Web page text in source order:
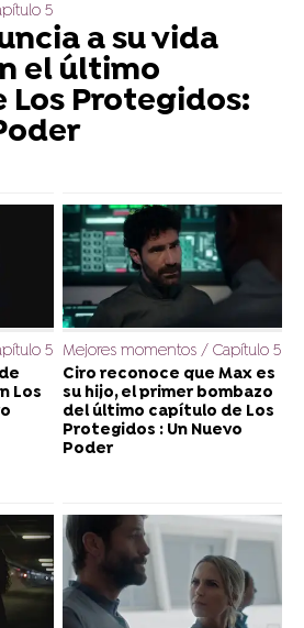
5
a su vida
el último
Los Protegidos:
5
Los
Mejores momentos / Capítulo 5
Ciro reconoce que Max es
su hijo, el primer bombazo
del último capítulo de Los
Protegidos : Un Nuevo
Poder